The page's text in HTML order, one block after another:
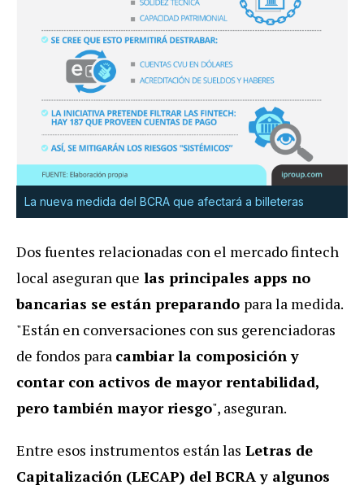
La nueva medida del BCRA que afectará a billeteras
Dos fuentes relacionadas con el mercado fintech
local aseguran que las principales apps no
bancarias se están preparando para la medida.
"Están en conversaciones con sus gerenciadoras
de fondos para cambiar la composición y
contar con activos de mayor rentabilidad,
pero también mayor riesgo", aseguran.
Entre esos instrumentos están las Letras de
Capitalización (LECAP) del BCRA y algunos